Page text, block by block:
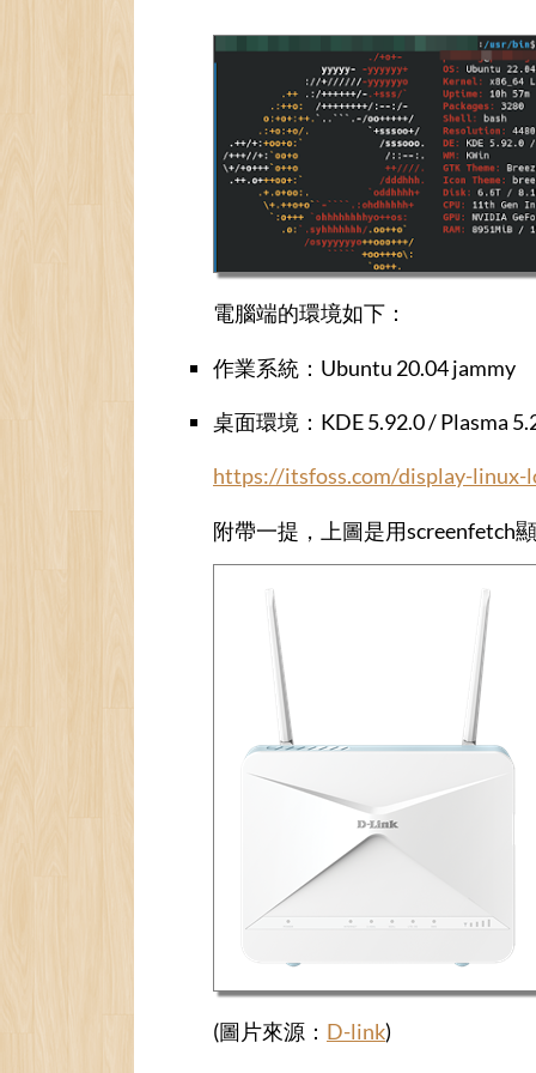
電腦端的環境如下：
作業系統：Ubuntu 20.04 jammy
桌面環境：KDE 5.92.0 / Plasma
https://itsfoss.com/display-linux-
附帶一提，上圖是用screenfetch
(圖片來源： D-link)